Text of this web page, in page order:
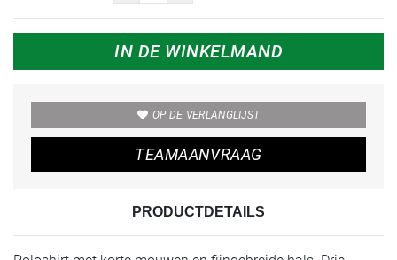
IN DE WINKELMAND
OP DE VERLANGLIJST
TEAMAANVRAAG
PRODUCTDETAILS